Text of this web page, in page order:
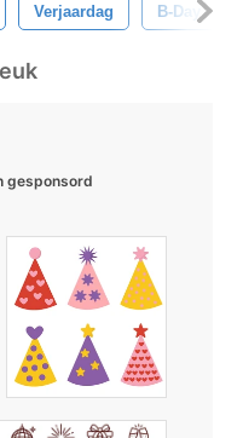
Verjaardag B-Day
gesponsord